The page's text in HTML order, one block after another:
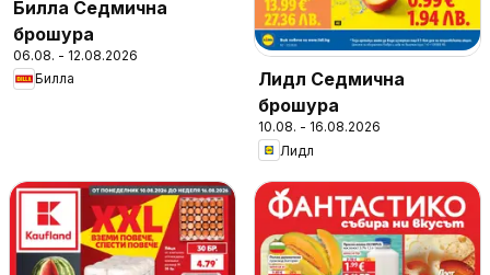
Билла Седмична
брошура
06.08. - 12.08.2026
Билла
Лидл Седмична
брошура
10.08. - 16.08.2026
Лидл